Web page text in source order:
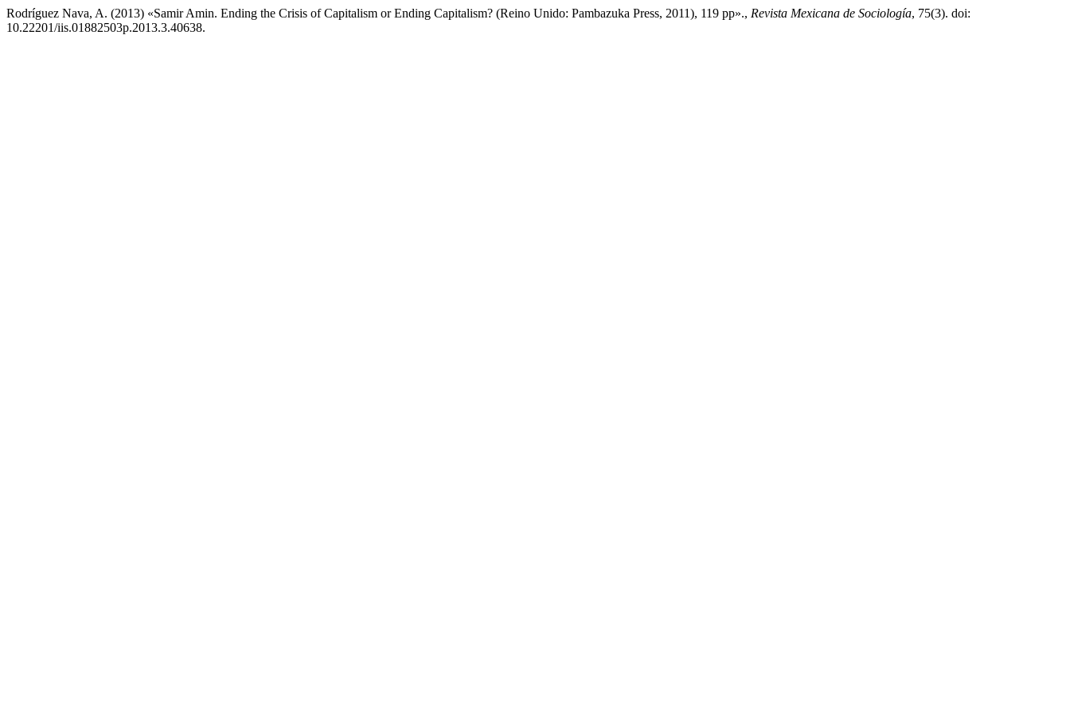
Rodríguez Nava, A. (2013) «Samir Amin. Ending the Crisis of Capitalism or Ending Capitalism? (Reino Unido: Pambazuka Press, 2011), 119 pp»., Revista Mexicana de Sociología, 75(3). doi:
10.22201/iis.01882503p.2013.3.40638.